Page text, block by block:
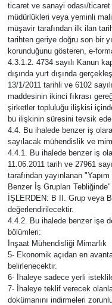
ticaret ve sanayi odası/
müdürlükleri veya yeminli
müşavir tarafından ilk ilan
tarihten geriye doğru son bir
korunduğunu gösteren, e-
4.3.1.2. 4734 sayılı Kanun
dışında yurt dışında
13/1/2011 tarihli ve 6102
maddesinin ikinci fıkrası
şirketler topluluğu ilişkisi
bu ilişkinin süresini tevsik
4.4. Bu ihalede benzer iş
sayılacak mühendislik ve
4.4.1. Bu ihalede benzer iş
11.06.2011 tarih ve 27961
tarafından yayınlanan
Benzer İş Grupları
İŞLERDEN: B II. Grup veya
değerlendirilecektir.
4.4.2. Bu ihalede benzer işe
bölümleri:
İnşaat Mühendisliği Mimarlık
5- Ekonomik açıdan en
belirlenecektir.
6- İhaleye sadece yerli
7- İhaleye teklif verecek
dokümanını indirmeleri